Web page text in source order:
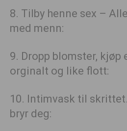
8. Tilby henne sex –
med menn:
9. Dropp blomster, kjøp
orginalt og like flott:
10. Intimvask til
bryr deg: